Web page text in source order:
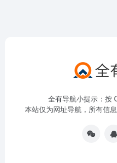
全有导航小提示：按
本站仅为网址导航，所有信